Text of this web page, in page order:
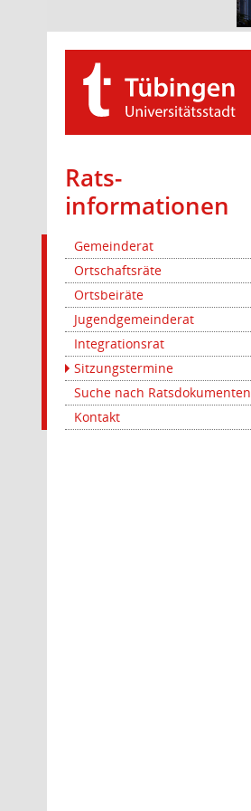
Rats­
informationen
Gemeinderat
Ortschaftsräte
Ortsbeiräte
Jugendgemeinderat
Integrationsrat
Sitzungstermine
Suche nach Ratsdokumenten
Kontakt